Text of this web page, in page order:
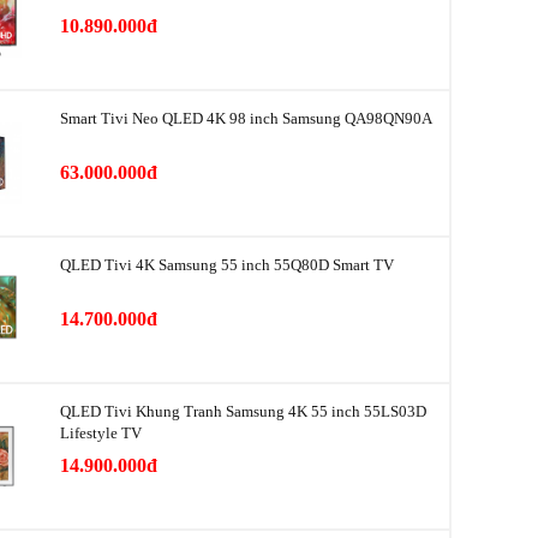
Kính cường lực
gas, dàn
Ống dẫn gas bằng Đồng & Nhôm
công bố
điện
Digital Inverter
10.890.000đ
Smart Tivi Neo QLED 4K 98 inch Samsung QA98QN90A
63.000.000đ
QLED Tivi 4K Samsung 55 inch 55Q80D Smart TV
14.700.000đ
QLED Tivi Khung Tranh Samsung 4K 55 inch 55LS03D
Lifestyle TV
14.900.000đ